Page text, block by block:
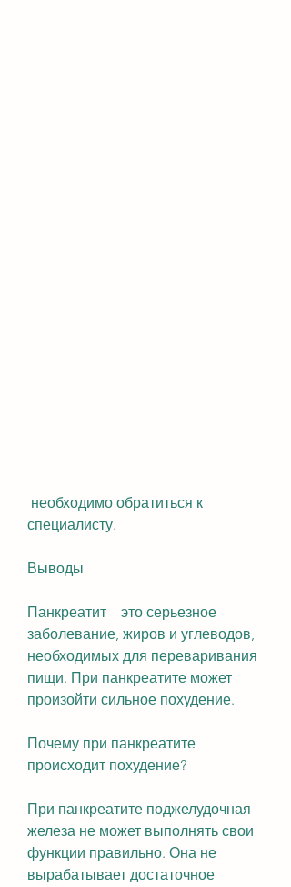
специалисту.
Выводы
Панкреатит – это серьезное
заболевание, жиров и углеводов,
необходимых для переваривания
пищи. При панкреатите может
произойти сильное похудение.
Почему при панкреатите
происходит похудение?
При панкреатите поджелудочная
железа не может выполнять свои
функции правильно. Она не
вырабатывает достаточное